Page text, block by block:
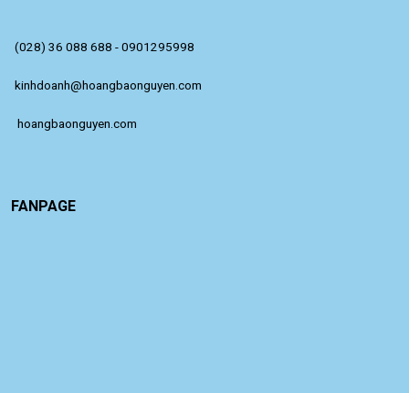
(028) 36 088 688 - 0901295998
kinhdoanh@hoangbaonguyen.com
hoangbaonguyen.com
FANPAGE